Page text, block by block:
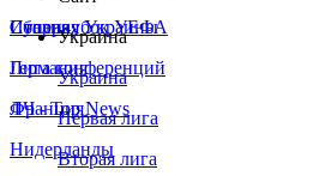
Сборная Украины
Италия
Германия
Франция
Нидерланды
Суперкубок УЕФА
Лига конференций
ЛЧ - Top News
Украина
Украина
Первая лига
Вторая лига